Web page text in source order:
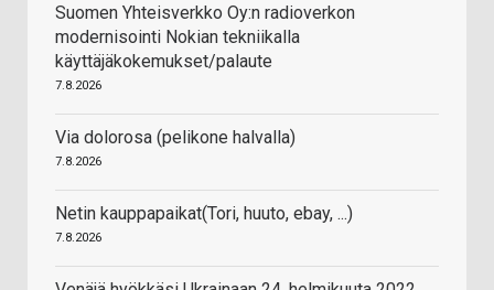
Suomen Yhteisverkko Oy:n radioverkon
modernisointi Nokian tekniikalla
käyttäjäkokemukset/palaute
7.8.2026
Via dolorosa (pelikone halvalla)
7.8.2026
Netin kauppapaikat(Tori, huuto, ebay, ...)
7.8.2026